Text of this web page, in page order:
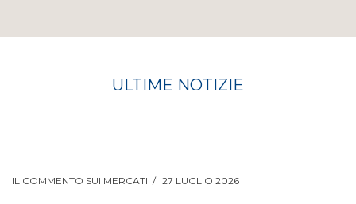
ULTIME NOTIZIE
IL COMMENTO SUI MERCATI 27 LUGLIO 2026